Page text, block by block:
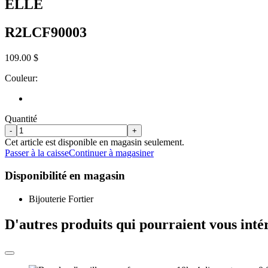
ELLE
R2LCF90003
109.00 $
Couleur:
Quantité
- +
Cet article est disponible en magasin seulement.
Passer à la caisseContinuer à magasiner
Disponibilité en magasin
Bijouterie Fortier
D'autres produits qui pourraient vous